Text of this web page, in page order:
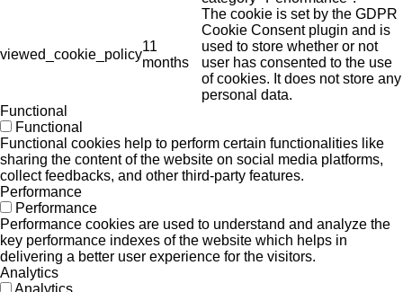
viewed_cookie_policy
11
months
The cookie is set by the GDPR
Cookie Consent plugin and is
used to store whether or not
user has consented to the use
of cookies. It does not store any
personal data.
Functional
Functional
Functional cookies help to perform certain functionalities like
sharing the content of the website on social media platforms,
collect feedbacks, and other third-party features.
Performance
Performance
Performance cookies are used to understand and analyze the
key performance indexes of the website which helps in
delivering a better user experience for the visitors.
Analytics
Analytics